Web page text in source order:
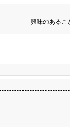
興味のあるこ